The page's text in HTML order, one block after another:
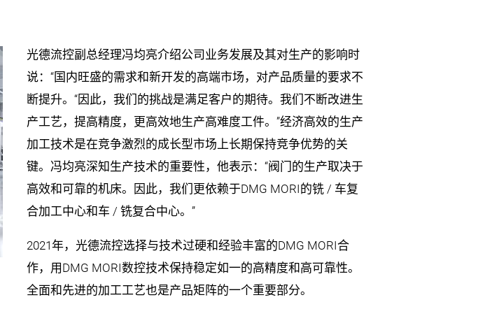
光德流控副总经理冯均亮介绍公司业务发展及其对生产的影响时
说：“国内旺盛的需求和新开发的高端市场，对产品质量的要求不
断提升。“因此，我们的挑战是满足客户的期待。我们不断改进生
产工艺，提高精度，更高效地生产高难度工件。”经济高效的生产
加工技术是在竞争激烈的成长型市场上长期保持竞争优势的关
键。冯均亮深知生产技术的重要性，他表示：“阀门的生产取决于
高效和可靠的机床。因此，我们更依赖于DMG MORI的铣 / 车复
合加工中心和车 / 铣复合中心。”
2021年，光德流控选择与技术过硬和经验丰富的DMG MORI合
作，用DMG MORI数控技术保持稳定如一的高精度和高可靠性。
全面和先进的加工工艺也是产品矩阵的一个重要部分。